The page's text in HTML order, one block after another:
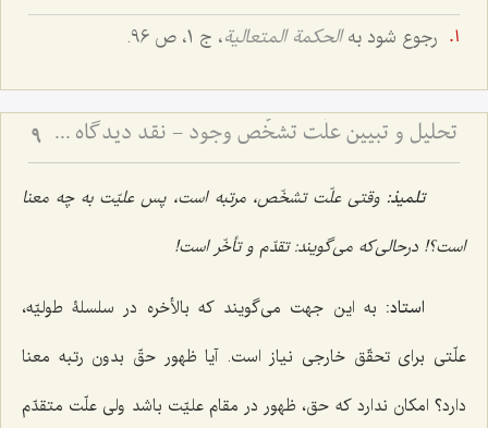
رجوع شود بهالحکمة المتعالیة، ج 1، ص 96.
تحلیل و تبیین علّت تشخّص وجود - نقد دیدگاه مشهور و بیان نظریّه مختار در باب علّت تشخّص وجود 9
تلمیذ: وقتی علّت تشخّص، مرتبه است، پس علیّت به چه معنا
است؟! درحالی‌که می‌گویند: تقدّم و تأخّر است!
استاد: به این جهت می‌گویند که بالأخره در سلسلۀ طولیّه،
علّتی برای تحقّق خارجی نیاز است. آیا ظهور حقّ بدون رتبه معنا
دارد؟ امکان ندارد که حق، ظهور در مقام علیّت باشد ولی علّت متقدّم